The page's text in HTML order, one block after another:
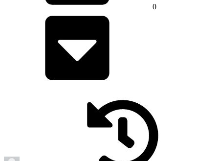
0